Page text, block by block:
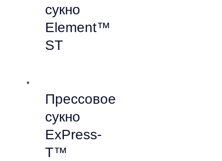
сукно
Element™
ST
Прессовое
сукно
ExPress-
T™